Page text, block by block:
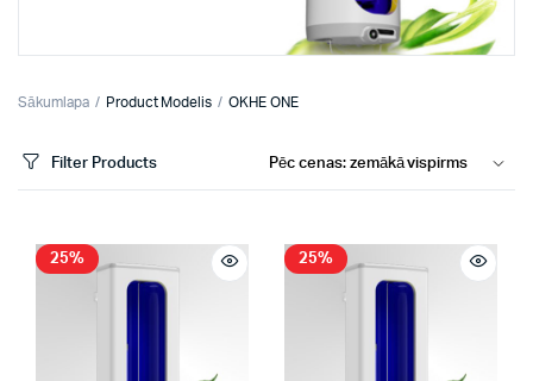
Sākumlapa Product Modelis OKHE ONE
Filter Products
25% 25%